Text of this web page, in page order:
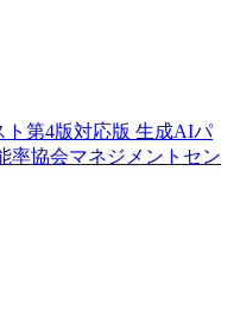
ト第4版対応版 生成AIパ
率協会マネジメントセン